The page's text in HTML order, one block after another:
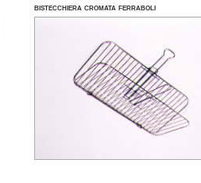
bistecchiera cromata ferraboli